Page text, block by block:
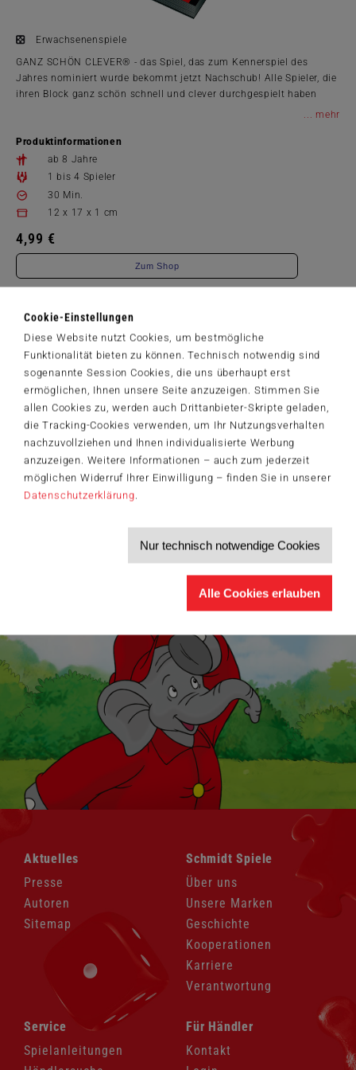
Cookie-Einstellungen
Diese Website nutzt Cookies, um bestmögliche
Funktionalität bieten zu können. Technisch notwendig sind
sogenannte Session Cookies, die uns überhaupt erst
ermöglichen, Ihnen unsere Seite anzuzeigen. Stimmen Sie
allen Cookies zu, werden auch Drittanbieter-Skripte geladen,
die Tracking-Cookies verwenden, um Ihr Nutzungsverhalten
nachzuvollziehen und Ihnen individualisierte Werbung
anzuzeigen. Weitere Informationen – auch zum jederzeit
möglichen Widerruf Ihrer Einwilligung – finden Sie in unserer
Datenschutzerklärung
Nur technisch notwendige Cookies
Alle Cookies erlauben
Erwachsenenspiele
GANZ SCHÖN CLEVER® - das Spiel, das zum Kennerspiel des
Jahres nominiert wurde bekommt jetzt Nachschub! Alle Spieler, die
ihren Block ganz schön schnell und clever durchgespielt haben
...
Produktinformationen
ab 8 Jahre
1 bis 4 Spieler
30 Min.
12 x 17 x 1 cm
4,99 €
Zum Shop
Der Schmidt-Spiele-Newsletter
Jetzt anmelden und 5€ Willkommensrabatt sichern
Bleiben Sie auf dem Laufenden zu Neuheiten, Trends und aktuellen
Themen rund um Schmidt®Spiele – und sichern Sie sich einen
Willkommensgutschein in Höhe von 5€ für Ihren nächsten Einkauf im
Produktneuheiten und Sortimentserweiterungen
Aktuelle Themen und Trends aus der Spielewelt
Informationen zu Veranstaltungen und Aktionen
Ich möchte den Schmidt-Spiele-Newsletter erhalten. Die Abmeldung ist
>
überspringen
Aktuelles
Presse
Autoren
Sitemap
Navigation
überspringen
Schmidt Spiele
Über uns
Unsere Marken
Geschichte
Kooperationen
Karriere
Verantwortung
Navigation
überspringen
Service
Spielanleitungen
Navigation
überspringen
Für Händler
Kontakt